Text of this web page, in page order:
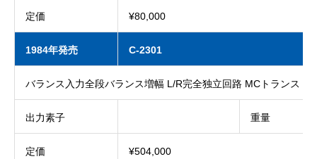
定価 ¥80,000
1984年発売 C-2301
バランス入力全段バランス増幅 L/R完全独立回路 MCトランス
出力素子 重量
定価 ¥504,000